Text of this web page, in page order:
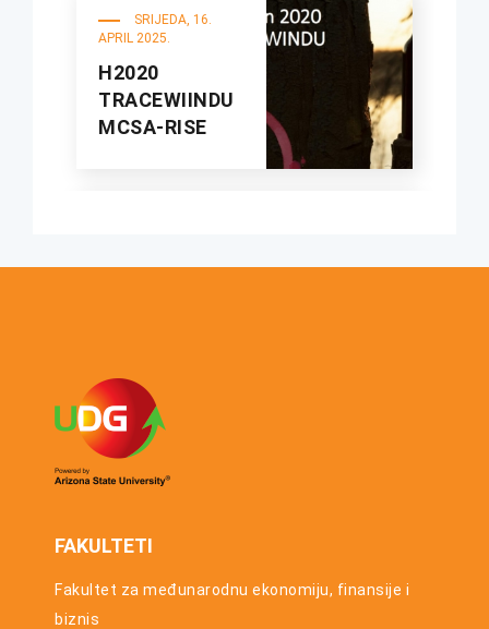
SRIJEDA, 16.
APRIL 2025.
H2020
TRACEWIINDU
MCSA-RISE
Blended
Universities
FAKULTETI
Fakultet za međunarodnu ekonomiju, finansije i
biznis